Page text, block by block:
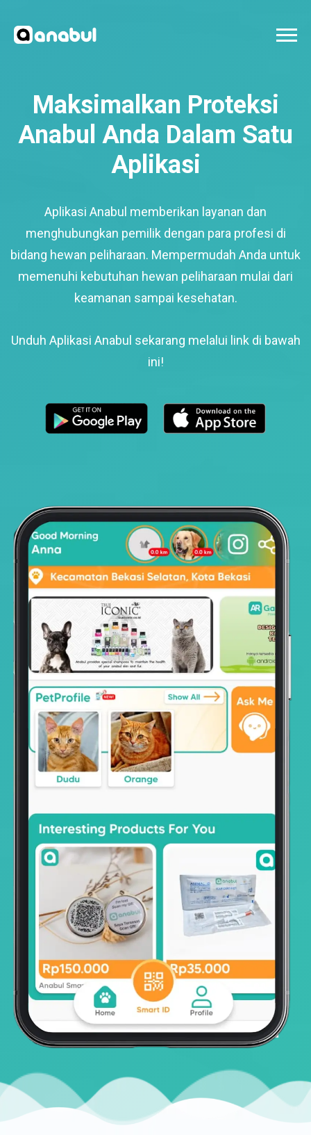
Maksimalkan Proteksi
Anabul Anda Dalam Satu
Aplikasi
Aplikasi Anabul memberikan layanan dan
menghubungkan pemilik dengan para profesi di
bidang hewan peliharaan. Mempermudah Anda untuk
memenuhi kebutuhan hewan peliharaan mulai dari
keamanan sampai kesehatan.
Unduh Aplikasi Anabul sekarang melalui link di bawah
ini!